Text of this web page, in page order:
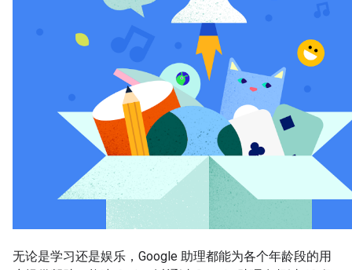
无论是学习还是娱乐，Google 助理都能为各个年龄段的用